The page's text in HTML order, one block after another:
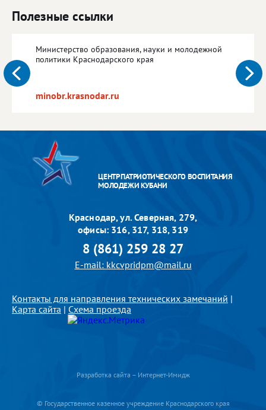
Полезные ссылки
Министерство образования, науки и молодежной
политики Краснодарского края
minobr.krasnodar.ru
ЦЕНТР ПАТРИОТИЧЕСКОГО ВОСПИТАНИЯ
МОЛОДЕЖИ КУБАНИ
Краснодар, ул. Северная, 279,
офисы: 316, 317, 318, 319
8 (861) 259 28 27
E-mail: kkcvpridpm@mail.ru
Контакты для направления технических замечаний |
Карта сайта | Схема проезда
© Государственное казенное учреждение Краснодарского края
Разработка сайта – Интернет-Имидж